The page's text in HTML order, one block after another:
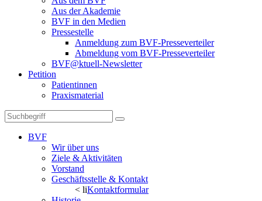
Aus der Akademie
BVF in den Medien
Pressestelle
Anmeldung zum BVF-Presseverteiler
Abmeldung vom BVF-Presseverteiler
BVF@ktuell-Newsletter
Petition
Patientinnen
Praxismaterial
BVF
Wir über uns
Ziele & Aktivitäten
Vorstand
Geschäftsstelle & Kontakt
< liKontaktformular